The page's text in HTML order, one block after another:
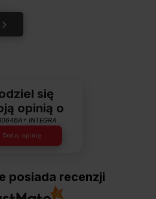
się
opinią o
INTEGRA
Dodaj opinię
posiada recenzji